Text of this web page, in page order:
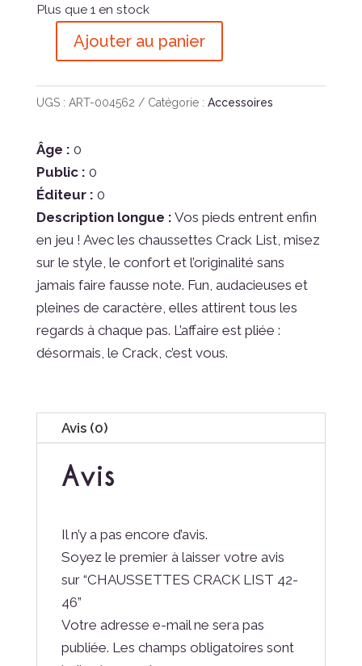
Plus que 1 en stock
quantité
CHAUSSETTES
LIST
42-
46
Ajouter au panier
UGS : ART-004562 Catégorie : Accessoires
Âge : 0
Public : 0
Éditeur : 0
Description longue : Vos pieds entrent enfin
en jeu ! Avec les chaussettes Crack List, misez
sur le style, le confort et l’originalité sans
jamais faire fausse note. Fun, audacieuses et
pleines de caractère, elles attirent tous les
regards à chaque pas. L’affaire est pliée :
désormais, le Crack, c’est vous.
Avis (0)
Avis
Il n’y a pas encore d’avis.
Soyez le premier à laisser votre avis
sur “CHAUSSETTES CRACK LIST 42-
46”
Votre adresse e-mail ne sera pas
publiée. Les champs obligatoires sont